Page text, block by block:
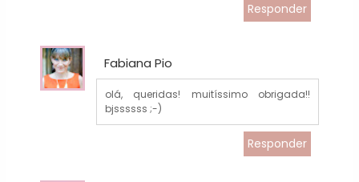
Responder
Fabiana Pio
olá, queridas! muitíssimo obrigada!!
bjssssss ;-)
Responder